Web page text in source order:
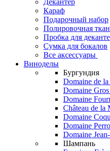
Декантер
Караф
Подарочный набор
Полировочная
Пробка для
Сумка для бокалов
Все аксессуары
Виноделы
Бургундия
Domaine de
Domaine
Domaine
Château de la
Domaine
Domaine
Domaine
Шампань